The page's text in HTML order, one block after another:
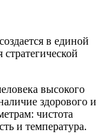
в единой
высокого
здорового и
чистота
и температура.